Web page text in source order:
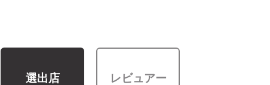
選出店
レビュアー